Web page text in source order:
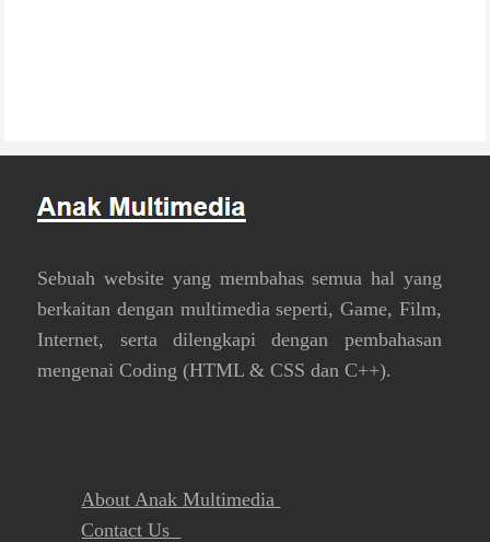
Sebuah website yang membahas semua hal yang
berkaitan dengan multimedia seperti, Game, Film,
Internet, serta dilengkapi dengan pembahasan
mengenai Coding (HTML & CSS dan C++).
About Anak Multimedia
Contact Us